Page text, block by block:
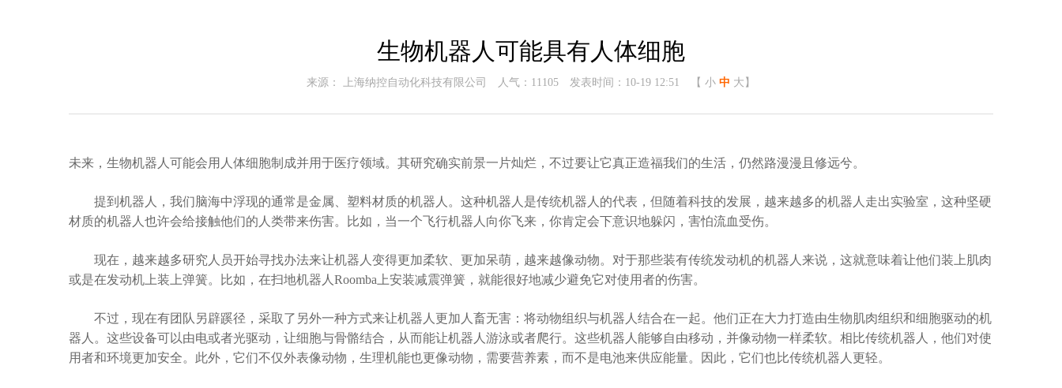
生物机器人可能具有人体细胞
来源： 上海纳控自动化科技有限公司 人气： 11105 发表时间：10-19 12:51 【 小 中 大 】
未来，生物机器人可能会用人体细胞制成并用于医疗领域。其研究确实前景一片灿烂，不过要让它真正造福我们的生活，仍然路漫漫且修远兮。
提到机器人，我们脑海中浮现的通常是金属、塑料材质的机器人。这种机器人是传统机器人的代表，但随着科技的发展，越来越多的机器人走出实验室，这种坚硬
材质的机器人也许会给接触他们的人类带来伤害。比如，当一个飞行机器人向你飞来，你肯定会下意识地躲闪，害怕流血受伤。
现在，越来越多研究人员开始寻找办法来让机器人变得更加柔软、更加呆萌，越来越像动物。对于那些装有传统发动机的机器人来说，这就意味着让他们装上肌肉
或是在发动机上装上弹簧。比如，在扫地机器人Roomba上安装减震弹簧，就能很好地减少避免它对使用者的伤害。
不过，现在有团队另辟蹊径，采取了另外一种方式来让机器人更加人畜无害：将动物组织与机器人结合在一起。他们正在大力打造由生物肌肉组织和细胞驱动的机
器人。这些设备可以由电或者光驱动，让细胞与骨骼结合，从而能让机器人游泳或者爬行。这些机器人能够自由移动，并像动物一样柔软。相比传统机器人，他们对使
用者和环境更加安全。此外，它们不仅外表像动物，生理机能也更像动物，需要营养素，而不是电池来供应能量。因此，它们也比传统机器人更轻。